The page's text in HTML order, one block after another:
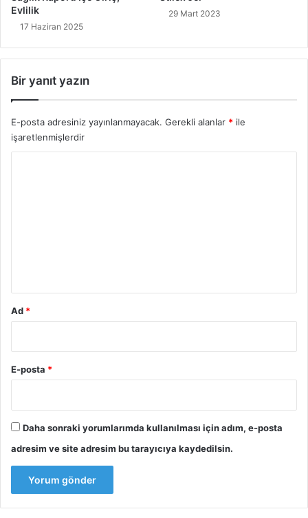
Evlilik
17 Haziran 2025
29 Mart 2023
Bir yanıt yazın
E-posta adresiniz yayınlanmayacak. Gerekli alanlar * ile
işaretlenmişlerdir
Ad *
E-posta *
Daha sonraki yorumlarımda kullanılması için adım, e-posta
adresim ve site adresim bu tarayıcıya kaydedilsin.